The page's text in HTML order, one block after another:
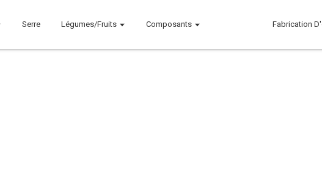
Serre Légumes/Fruits Composants Fabrication